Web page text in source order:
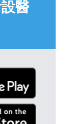
醫